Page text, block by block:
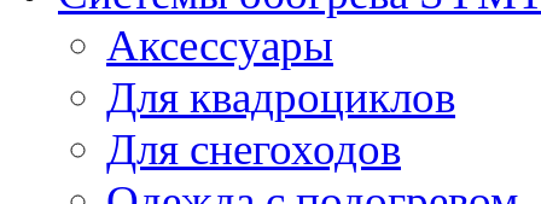
Аксессуары
Для квадроциклов
Для снегоходов